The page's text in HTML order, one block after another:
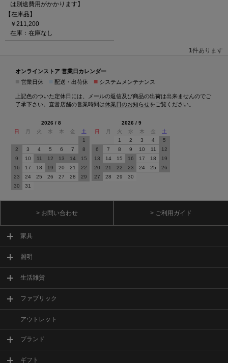
は別途費用がかかります】
【在庫品】
￥211,200
在庫：在庫なし
1件あります
オンラインストア 営業日カレンダー
営業日休 配送・出荷休 ■ システムメンテナンス
上記色のついた定休日には、メールの返信及び商品の出荷は出来ませんのでご
了承下さい。直営店舗の営業時間は休業日のお知らせをご覧ください。
2026 / 8
日
月 火 水 木 金
土
1
2
3 4 5 6 7
8
9
10 11 12 13 14
15
16
17 18 19 20 21
22
23
24 25 26 27 28
29
30
31
2026 / 9
日
月 火 水 木 金
土
1
2 3 4
5
6
7 8 9 10 11
12
13
14 15 16 17 18
19
20
21 22 23 24 25
26
27
28 29 30
> お問い合わせ > ご利用ガイド
家具
照明
生活雑貨
ファブリック
アウトレット
ブランド
ギフト